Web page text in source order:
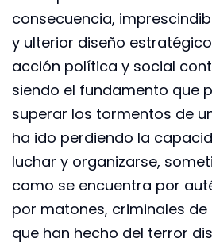
consecuencia,
y ulterior diseño
acción política y social
siendo el fundamento que
superar los tormentos de
ha ido perdiendo la
luchar y organizarse,
como se encuentra por
por matones, criminales
que han hecho del terror